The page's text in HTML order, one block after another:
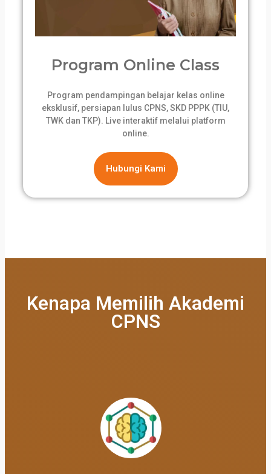
Program Online Class
Program pendampingan belajar kelas online
eksklusif, persiapan lulus CPNS, SKD PPPK (TIU,
TWK dan TKP). Live interaktif melalui platform
online.
Hubungi Kami
Kenapa Memilih Akademi
CPNS